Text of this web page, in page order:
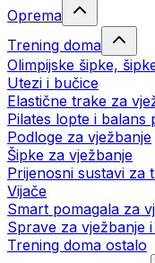
Oprema
Trening doma
Olimpijske šipke,
Utezi i bučice
Elastične trake za
Pilates lopte i balans
Podloge za vježbanje
Šipke za vježbanje
Prijenosni sustavi za
Vijače
Smart pomagala za
Sprave za vježbanje
Trening doma ostalo